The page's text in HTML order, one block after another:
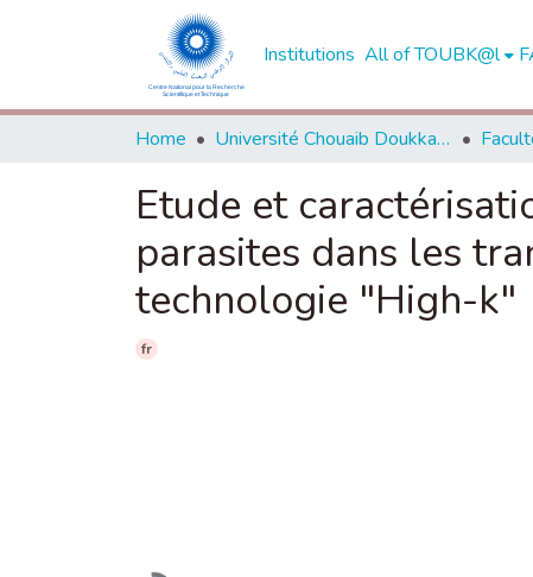
Institutions All of TOUBK@l
Home Université Chouaib Doukkali - El Jadida
Etude et
parasites dans les
technologie "High-k"
fr